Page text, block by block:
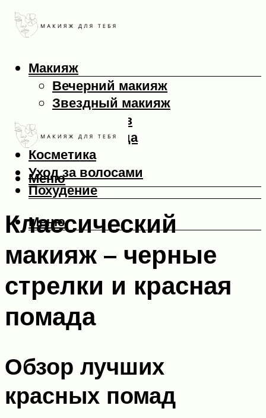
Макияж
Вечерний макияж
Звездный макияж
Макияж глаз
Макияж лица
Косметика
Уход за волосами
Похудение
Меню
Меню
Классический
макияж – черные
стрелки и красная
помада
Обзор лучших
красных помад